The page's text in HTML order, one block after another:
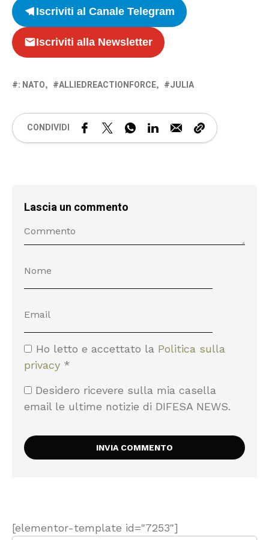
Iscriviti al Canale Telegram
Iscriviti alla Newsletter
: NATO ALLIEDREACTIONFORCE JULIA
CONDIVIDI
Lascia un commento
Ho letto e accettato la Politica sulla
privacy *
Desidero ricevere sulla mia casella
email le ultime notizie di DIFESA NEWS.
[elementor-template id="7253"]